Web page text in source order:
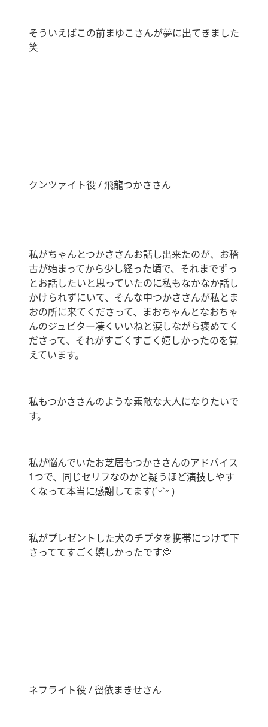
そういえばこの前まゆこさんが夢に出てきました
笑
クンツァイト役 / 飛龍つかささん
私がちゃんとつかささんお話し出来たのが、お稽
古が始まってから少し経った頃で、それまでずっ
とお話したいと思っていたのに私もなかなか話し
かけられずにいて、そんな中つかささんが私とま
おの所に来てくださって、まおちゃんとなおちゃ
んのジュピター凄くいいねと涙しながら褒めてく
ださって、それがすごくすごく嬉しかったのを覚
えています。
私もつかささんのような素敵な大人になりたいで
す。
私が悩んでいたお芝居もつかささんのアドバイス
1つで、同じセリフなのかと疑うほど演技しやす
くなって本当に感謝してます(ˊᵕˋ˶ )
私がプレゼントした犬のチプタを携帯につけて下
さっててすごく嬉しかったです💭
ネフライト役 / 留依まきせさん